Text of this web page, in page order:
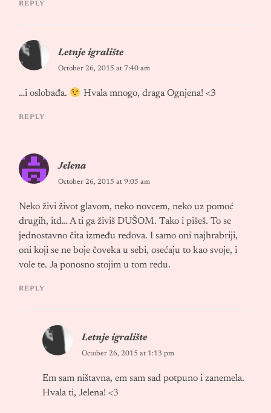
REPLY
Letnje igralište
October 26, 2015 at 7:40 am
…i oslobađa. Hvala mnogo, draga Ognjena! <3
REPLY
Jelena
October 26, 2015 at 9:05 am
Neko živi život glavom, neko novcem, neko uz pomoć
drugih, itd… A ti ga živiš DUŠOM. Tako i pišeš. To se
jednostavno čita između redova. I samo oni najhrabriji,
oni koji se ne boje čoveka u sebi, osećaju to kao svoje, i
vole te. Ja ponosno stojim u tom redu.
REPLY
Letnje igralište
October 26, 2015 at 1:13 pm
Em sam ništavna, em sam sad potpuno i zanemela.
Hvala ti, Jelena! <3